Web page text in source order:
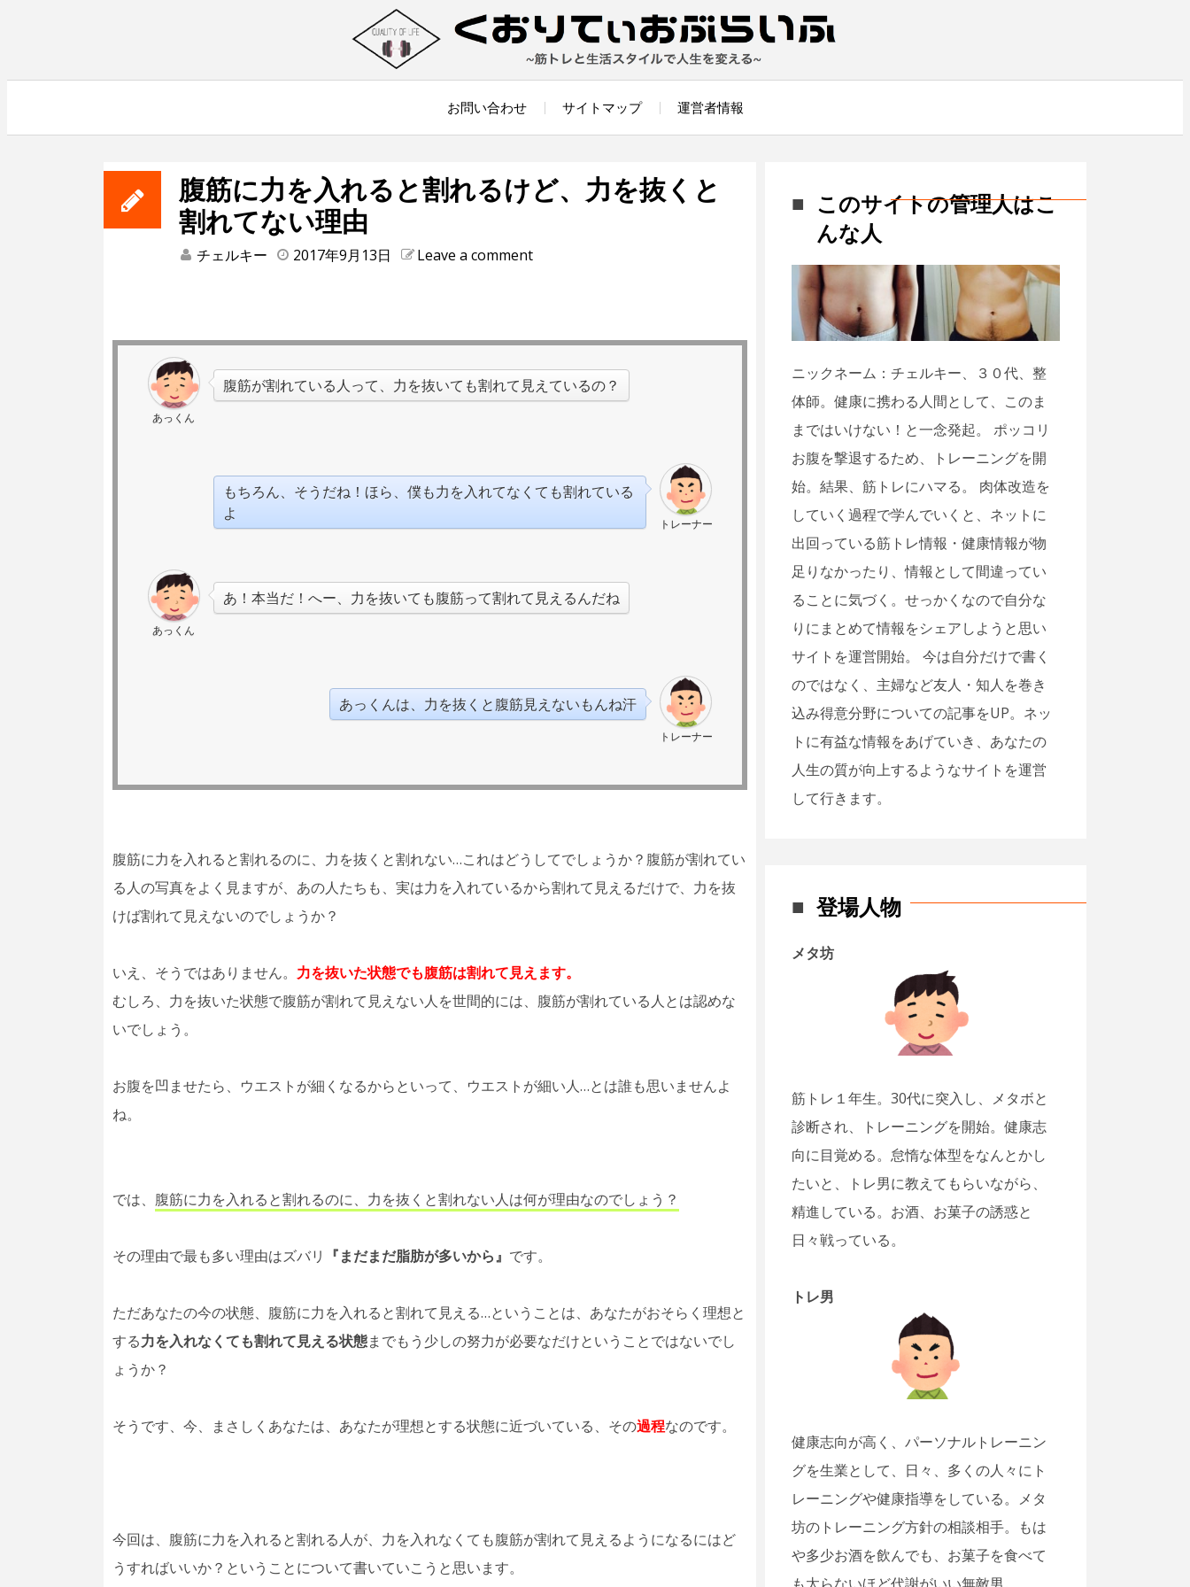
content
お問い合わせ サイトマップ 運営者情報
腹筋に力を入れると割れるけど、力を抜くと
割れてない理由
チェルキー 2017年9月13日 Leave a comment
あっくん
腹筋が割れている人って、力を抜いても割れて見えているの？
トレーナー
もちろん、そうだね！ほら、僕も力を入れてなくても割れている
よ
あっくん
あ！本当だ！へー、力を抜いても腹筋って割れて見えるんだね
トレーナー
あっくんは、力を抜くと腹筋見えないもんね汗
腹筋に力を入れると割れるのに、力を抜くと割れない…これはどうしてでしょうか？腹筋が割れてい
る人の写真をよく見ますが、あの人たちも、実は力を入れているから割れて見えるだけで、力を抜
けば割れて見えないのでしょうか？
いえ、そうではありません。 力を抜いた状態でも腹筋は割れて見えます。
むしろ、力を抜いた状態で腹筋が割れて見えない人を世間的には、腹筋が割れている人とは認めな
いでしょう。
お腹を凹ませたら、ウエストが細くなるからといって、ウエストが細い人…とは誰も思いませんよ
ね。
では、 腹筋に力を入れると割れるのに、力を抜くと割れない人は何が理由なのでしょう？
その理由で最も多い理由はズバリ 『まだまだ脂肪が多いから』 です。
ただあなたの今の状態、腹筋に力を入れると割れて見える…ということは、あなたがおそらく理想と
する力を入れなくても割れて見える状態までもう少しの努力が必要なだけということではないでし
ょうか？
そうです、今、まさしくあなたは、あなたが理想とする状態に近づいている、その過程なのです。
今回は、腹筋に力を入れると割れる人が、力を入れなくても腹筋が割れて見えるようになるにはど
うすればいいか？ということについて書いていこうと思います。
このサイトの管理人はこ
んな人
ニックネーム：チェルキー、３０代、整
体師。健康に携わる人間として、このま
まではいけない！と一念発起。 ポッコリ
お腹を撃退するため、トレーニングを開
始。結果、筋トレにハマる。 肉体改造を
していく過程で学んでいくと、ネットに
出回っている筋トレ情報・健康情報が物
足りなかったり、情報として間違ってい
ることに気づく。せっかくなので自分な
りにまとめて情報をシェアしようと思い
サイトを運営開始。 今は自分だけで書く
のではなく、主婦など友人・知人を巻き
込み得意分野についての記事をUP。ネッ
トに有益な情報をあげていき、あなたの
人生の質が向上するようなサイトを運営
して行きます。
登場人物
メタ坊
筋トレ１年生。30代に突入し、メタボと
診断され、トレーニングを開始。健康志
向に目覚める。怠惰な体型をなんとかし
たいと、トレ男に教えてもらいながら、
精進している。お酒、お菓子の誘惑と
日々戦っている。
トレ男
健康志向が高く、パーソナルトレーニン
グを生業として、日々、多くの人々にト
レーニングや健康指導をしている。メタ
坊のトレーニング方針の相談相手。もは
や多少お酒を飲んでも、お菓子を食べて